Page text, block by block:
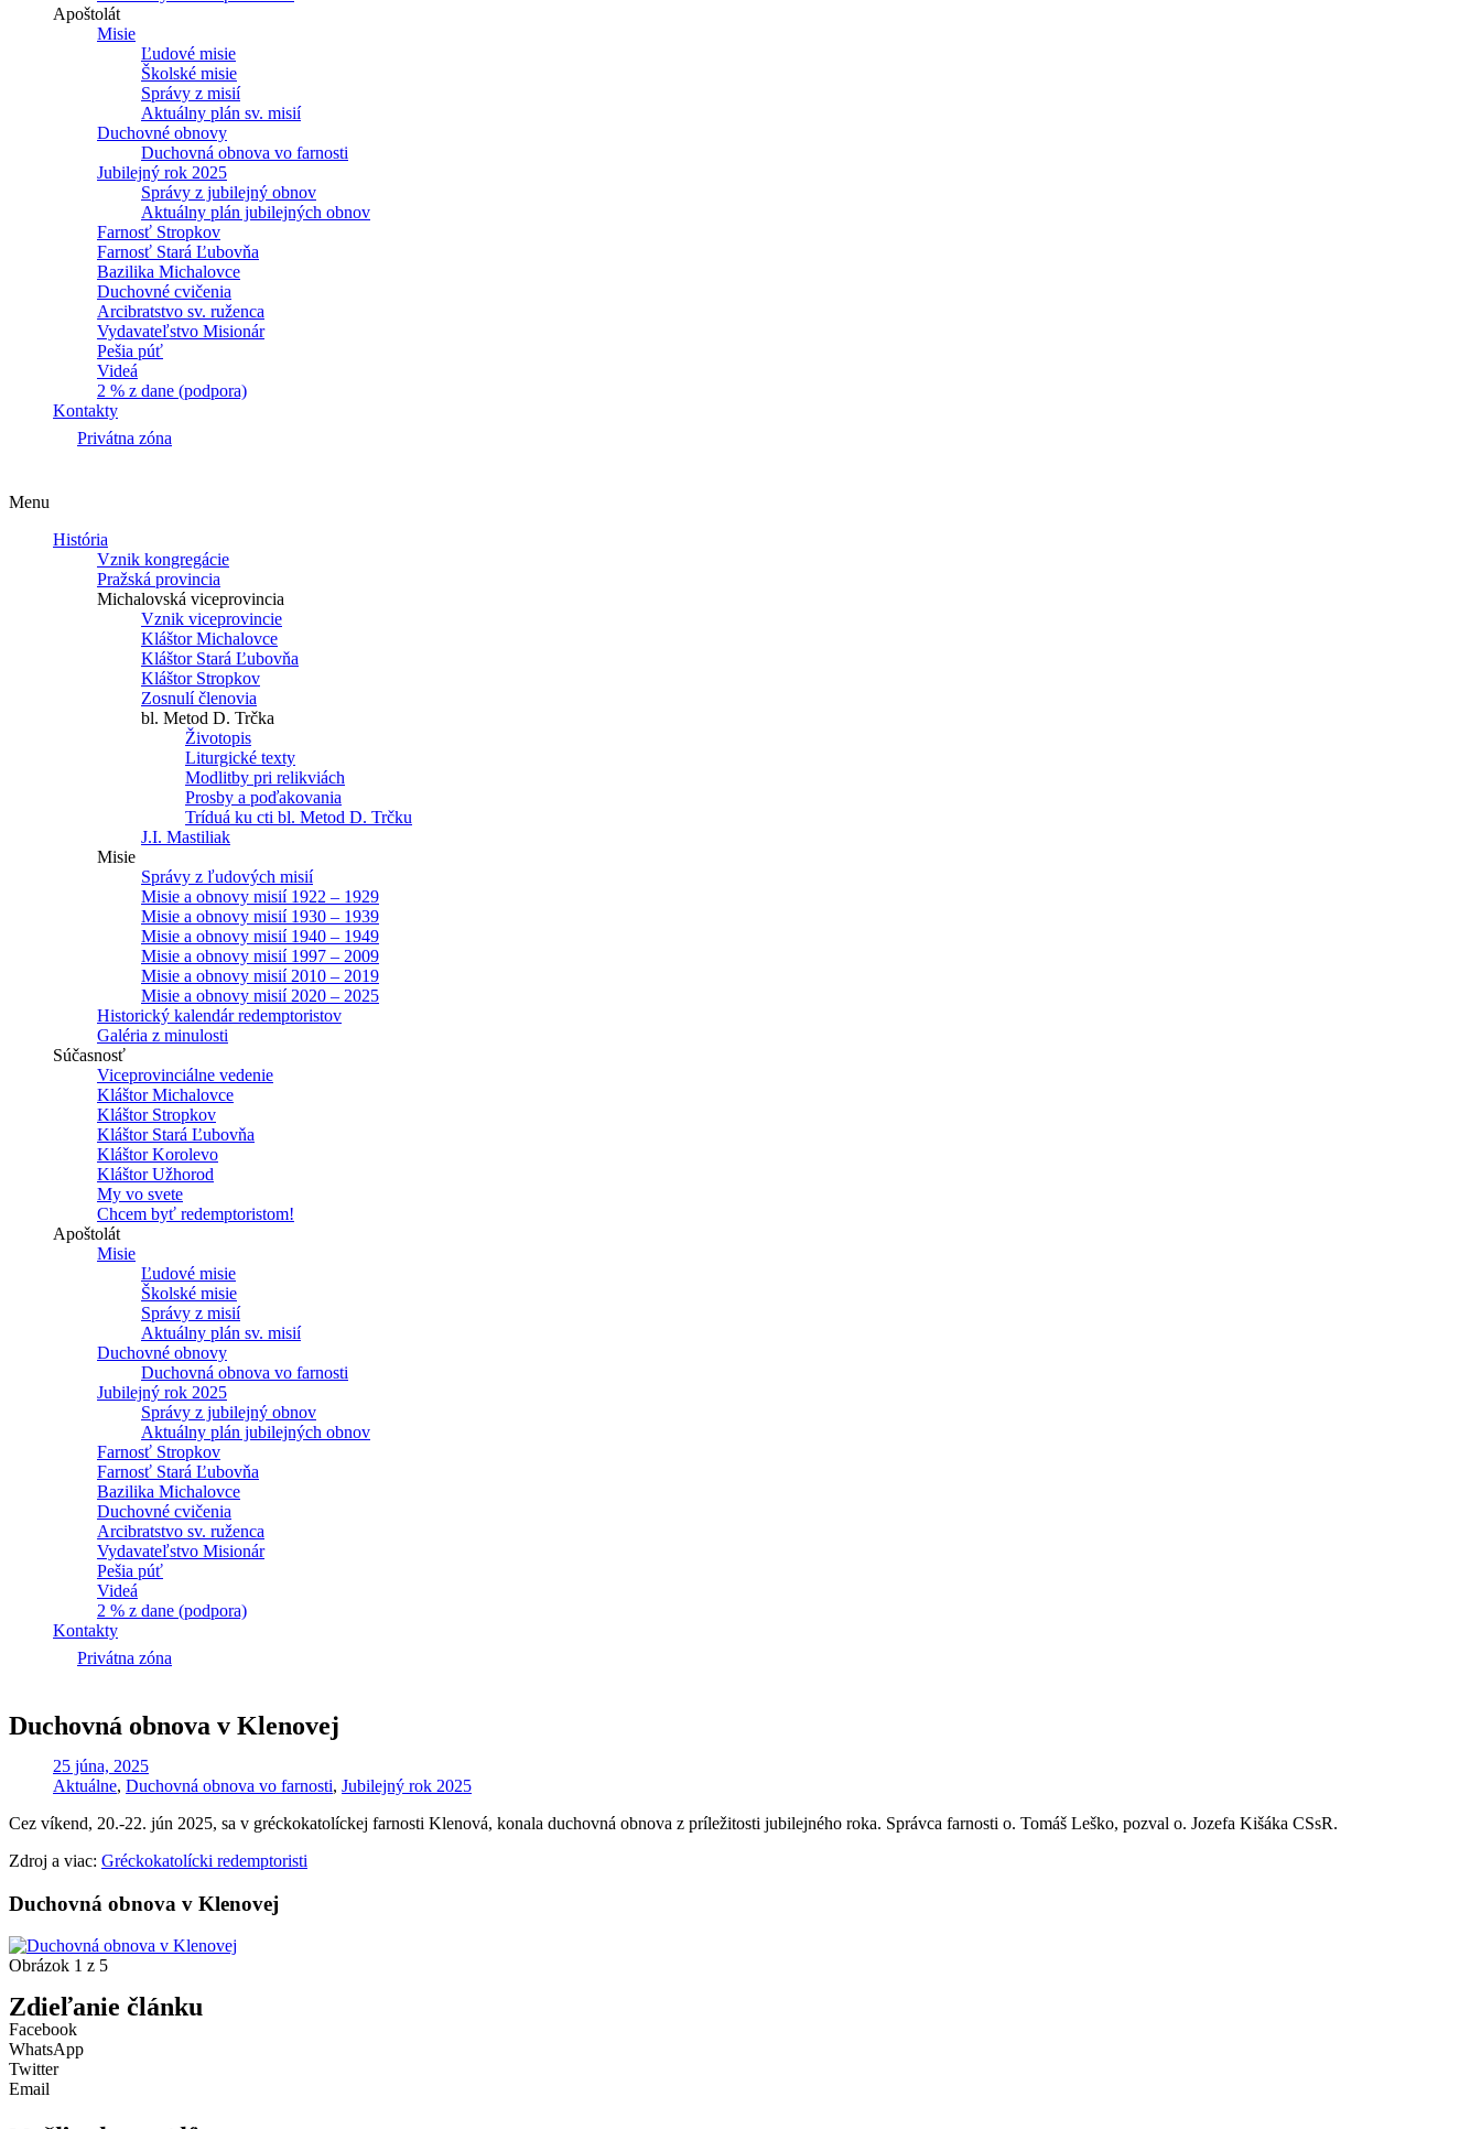
Apoštolát
Misie
Ľudové misie
Školské misie
Správy z misií
Aktuálny plán sv. misií
Duchovné obnovy
Duchovná obnova vo farnosti
Jubilejný rok 2025
Správy z jubilejný obnov
Aktuálny plán jubilejných obnov
Farnosť Stropkov
Farnosť Stará Ľubovňa
Bazilika Michalovce
Duchovné cvičenia
Arcibratstvo sv. ruženca
Vydavateľstvo Misionár
Pešia púť
Videá
2 % z dane (podpora)
Kontakty
Privátna zóna
Menu
História
Vznik kongregácie
Pražská provincia
Michalovská viceprovincia
Vznik viceprovincie
Kláštor Michalovce
Kláštor Stará Ľubovňa
Kláštor Stropkov
Zosnulí členovia
bl. Metod D. Trčka
Životopis
Liturgické texty
Modlitby pri relikviách
Prosby a poďakovania
Tríduá ku cti bl. Metod D. Trčku
J.I. Mastiliak
Misie
Správy z ľudových misií
Misie a obnovy misií 1922 – 1929
Misie a obnovy misií 1930 – 1939
Misie a obnovy misií 1940 – 1949
Misie a obnovy misií 1997 – 2009
Misie a obnovy misií 2010 – 2019
Misie a obnovy misií 2020 – 2025
Historický kalendár redemptoristov
Galéria z minulosti
Súčasnosť
Viceprovinciálne vedenie
Kláštor Michalovce
Kláštor Stropkov
Kláštor Stará Ľubovňa
Kláštor Korolevo
Kláštor Užhorod
My vo svete
Chcem byť redemptoristom!
Apoštolát
Misie
Ľudové misie
Školské misie
Správy z misií
Aktuálny plán sv. misií
Duchovné obnovy
Duchovná obnova vo farnosti
Jubilejný rok 2025
Správy z jubilejný obnov
Aktuálny plán jubilejných obnov
Farnosť Stropkov
Farnosť Stará Ľubovňa
Bazilika Michalovce
Duchovné cvičenia
Arcibratstvo sv. ruženca
Vydavateľstvo Misionár
Pešia púť
Videá
2 % z dane (podpora)
Kontakty
Privátna zóna
Duchovná obnova v Klenovej
25 júna, 2025
Aktuálne, Duchovná obnova vo farnosti, Jubilejný rok 2025
Cez víkend, 20.-22. jún 2025, sa v gréckokatolíckej farnosti Klenová, konala duchovná obnova z príležitosti jubilejného roka. Správca farnosti o. Tomáš Leško, pozval o. Jozefa Kišáka CSsR.
Zdroj a viac: Gréckokatolícki redemptoristi
Duchovná obnova v Klenovej
Obrázok 1 z 5
Zdieľanie článku
Facebook
WhatsApp
Twitter
Email